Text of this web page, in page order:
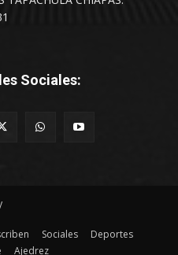
Sociales:
Sociales
Deportes
Ajedrez